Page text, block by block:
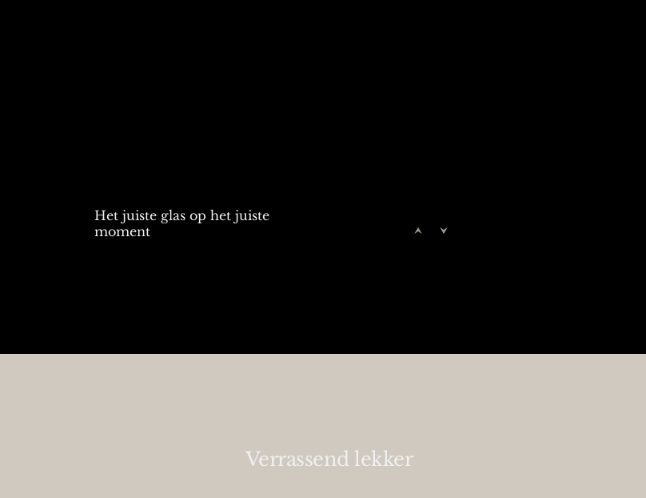
Het juiste glas op het juiste
moment
Verrassend lekker